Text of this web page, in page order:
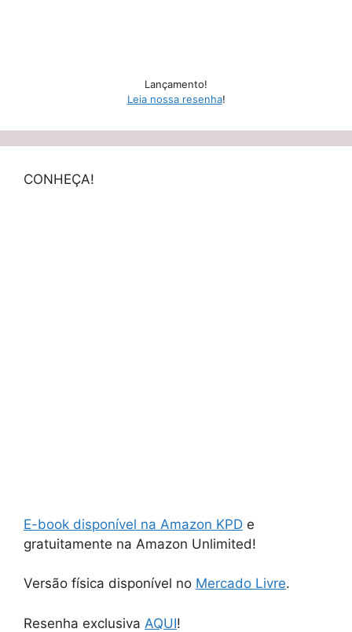
Lançamento!
Leia nossa resenha!
CONHEÇA!
E-book disponível na Amazon KPD e
gratuitamente na Amazon Unlimited!
Versão física disponível no Mercado Livre.
Resenha exclusiva AQUI!